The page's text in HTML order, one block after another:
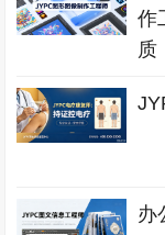
作
质
办